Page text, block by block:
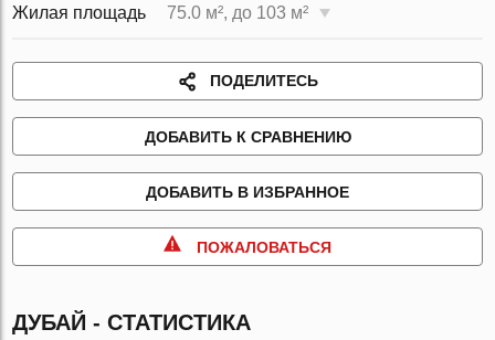
Жилая площадь 75.0 м², до 103 м²
ПОДЕЛИТЕСЬ
ДОБАВИТЬ К СРАВНЕНИЮ
ДОБАВИТЬ В ИЗБРАННОЕ
ПОЖАЛОВАТЬСЯ
ДУБАЙ - СТАТИСТИКА